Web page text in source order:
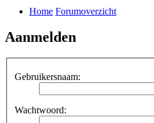
Home Forumoverzicht
Aanmelden
Gebruikersnaam:
Wachtwoord: